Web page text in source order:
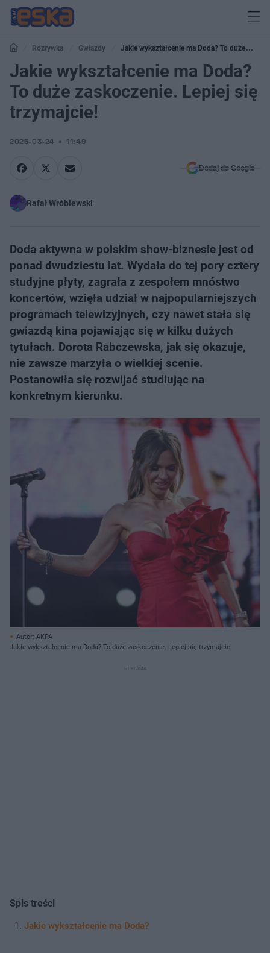
Rozrywka Gwiazdy
Jakie wykształcenie ma Doda? To duże
zaskoczenie. Lepiej się trzymajcie!
Jakie wykształcenie ma Doda?
To duże zaskoczenie. Lepiej się
trzymajcie!
2025-03-24 11:49
Dodaj do Google
Rafał Wróblewski
Doda aktywna w polskim show-biznesie jest od
ponad dwudziestu lat. Wydała do tej pory cztery
studyjne płyty, zagrała z zespołem mnóstwo
koncertów, wzięła udział w najpopularniejszych
programach telewizyjnych, czy nawet stała się
gwiazdą kina pojawiając się w kilku dużych
tytułach. Dorota Rabczewska, jak się okazuje,
nie zawsze marzyła o wielkiej scenie.
Postanowiła się rozwijać studiując na
konkretnym kierunku.
Autor: AKPA
Jakie wykształcenie ma Doda? To duże zaskoczenie. Lepiej się trzymajcie!
Spis treści
Jakie wykształcenie ma Doda?